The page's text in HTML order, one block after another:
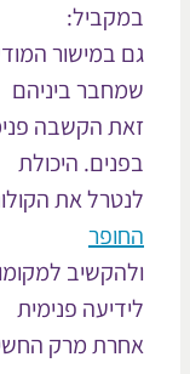
במישור המודע וגם
ביניהם
הקשבה פנימית
היכולת
את הקולות
למקומות
פנימית
מרק החשיבה